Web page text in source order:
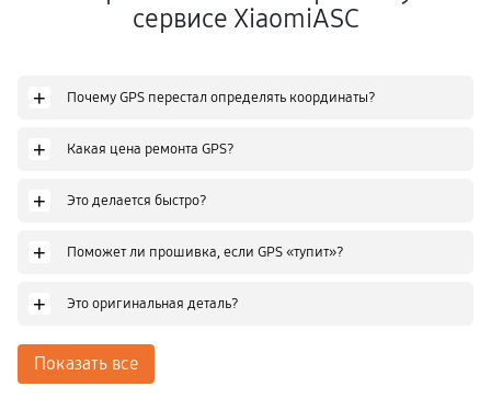
сервисе XiaomiASC
+ Почему GPS перестал определять координаты?
+ Какая цена ремонта GPS?
+ Это делается быстро?
+ Поможет ли прошивка, если GPS «тупит»?
+ Это оригинальная деталь?
Показать все